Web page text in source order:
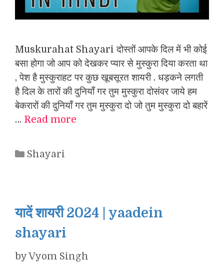
Muskurahat Shayari दोस्तों आपके दिल में भी कोई
बसा होगा जो आप को देखकर प्यार से मुस्कुरा दिया करता था
, पेश है मुस्कुराहट पर कुछ खूबसूरत शायरी . धड़कने लगती
है दिल के तारों की दुनियाँ गर तुम मुस्कुरा दोसंवर जाये हम
बेकरारों की दुनियाँ गर तुम मुस्कुरा दो जो तुम मुस्कुरा दो बहारें
… Read more
Categories
Shayari
यादें शायरी 2024 | yaadein
shayari
byVyom Singh